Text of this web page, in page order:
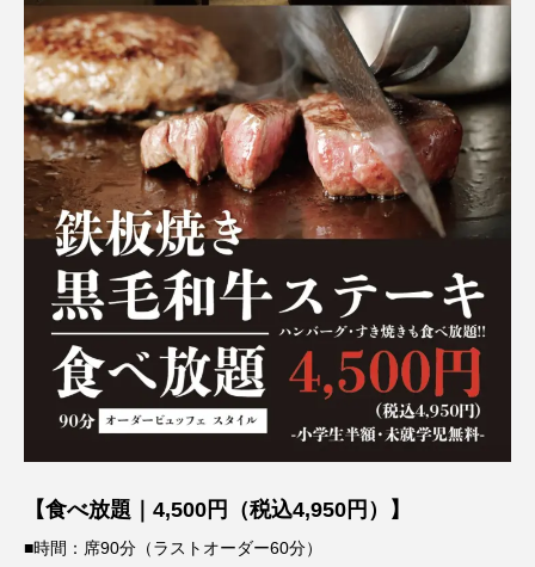
【食べ放題｜4,500円（税込4,950円）】
■時間：席90分（ラストオーダー60分）